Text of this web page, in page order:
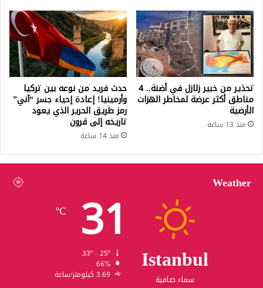
تحذير من خبير زلازل في أضنة.. 4
مناطق أكثر عرضة لمخاطر الهزات
الأرضية
منذ 13 ساعة
حدث فريد من نوعه بين تركيا
وأرمينيا! إعادة إحياء جسر “آني”
رمز طريق الحرير الذي يعود
تاريخه إلى قرون
منذ 14 ساعة
Weather
Istanbul
سماء صافية
31
℃
66%
3.69 كيلومتر/ساعة